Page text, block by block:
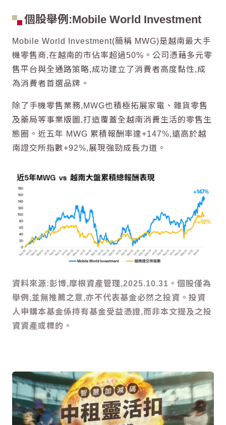
個股舉例:Mobile World Investment
Mobile World Investment(簡稱 MWG)是越南最大手
機零售商,在越南的市佔率超過50%。公司憑藉多元零
售平台與全通路策略,成功建立了消費者高度黏性,成
為消費者首選品牌。
除了手機零售業務,MWG也積極拓展家電、雜貨零售
及藥局等事業版圖,打造覆蓋全越南消費生活的零售生
態圈。近五年 MWG 累積報酬率達+147%,遠高於越
南證交所指數+92%,展現強勁成長力道。
資料來源:彭博,摩根資產管理,2025.10.31。個股僅為
舉例,並無推薦之意,亦不代表基金必然之投資。投資
人申購本基金係持有基金受益憑證,而非本文提及之投
資資產或標的。